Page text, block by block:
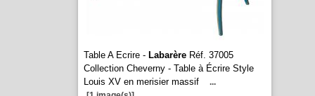
Table A Ecrire - LabarèreRéf. 37005
Collection Cheverny - Table à Écrire Style
Louis XV en merisier massif
...